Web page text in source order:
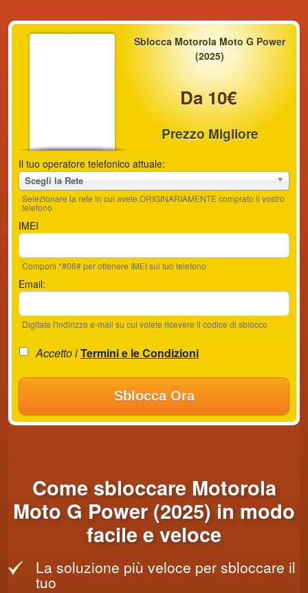
Sblocca Motorola Moto G Power
(2025)
Da 10€
Prezzo Migliore
Il tuo operatore telefonico attuale:
Scegli la Rete
Selezionare la rete in cui avete ORIGINARIAMENTE comprato il vostro
telefono
IMEI
Componi *#06# per ottenere IMEI sul tuo telefono
Email:
Digitate l'indirizzo e-mail su cui volete ricevere il codice di sblocco
Accetto iTermini e le Condizioni
Sblocca Ora
Come sbloccare Motorola
Moto G Power (2025) in modo
facile e veloce
La soluzione più veloce per sbloccare il
tuo